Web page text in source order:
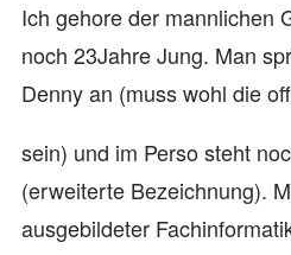
Ich gehore der mannlichen
noch 23Jahre Jung. Man
Denny an (muss wohl die
sein) und im Perso steht
(erweiterte Bezeichnung).
ausgebildeter